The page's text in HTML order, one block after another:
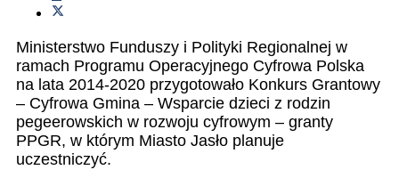
Ministerstwo Funduszy i Polityki Regionalnej w
ramach Programu Operacyjnego Cyfrowa Polska
na lata 2014-2020 przygotowało Konkurs Grantowy
– Cyfrowa Gmina – Wsparcie dzieci z rodzin
pegeerowskich w rozwoju cyfrowym – granty
PPGR, w którym Miasto Jasło planuje
uczestniczyć.